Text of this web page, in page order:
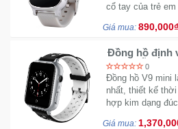
cổ tay của trẻ
dụng.
Giá mua: 890,000₫
Đồng hồ định
GPS mẫu thể
0
Đồng hồ V9 mini
nhất, thiết kế
hợp kim dạng
Giá mua: